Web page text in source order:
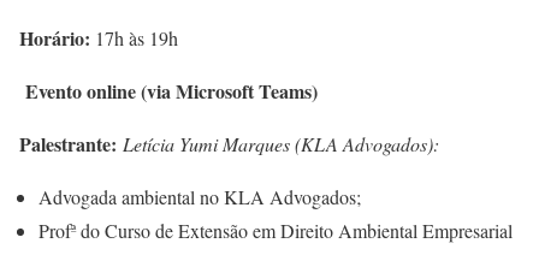
Horário: 17h às 19h
Evento online (via Microsoft Teams)
Palestrante: Letícia Yumi Marques (KLA Advogados):
Advogada ambiental no KLA Advogados;
Profª do Curso de Extensão em Direito Ambiental Empresarial